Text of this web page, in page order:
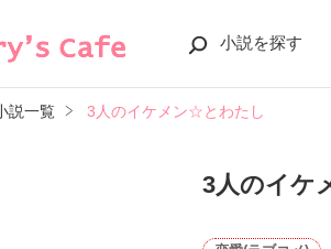
小説を探す
説一覧 3人のイケメン☆とわたし
3人のイケ